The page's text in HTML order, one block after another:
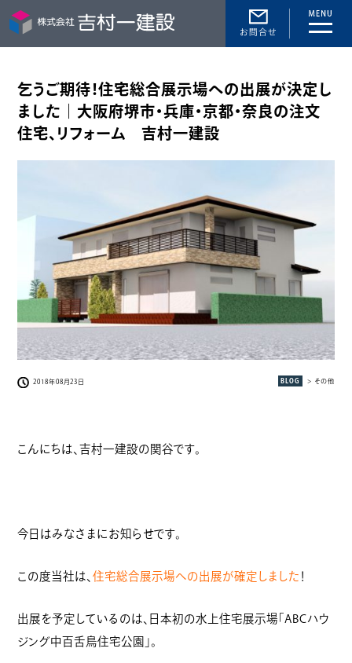
toggle
乞うご期待！住宅総合展示場への出展が決定し
ました｜大阪府堺市・兵庫・京都・奈良の注文
住宅、リフォーム 吉村一建設
2018年08月23日 BLOG > その他
こんにちは、吉村一建設の関谷です。
今日はみなさまにお知らせです。
この度当社は、住宅総合展示場への出展が確定しました ！
出展を予定しているのは、日本初の水上住宅展示場「ABCハウ
ジング中百舌鳥住宅公園」。